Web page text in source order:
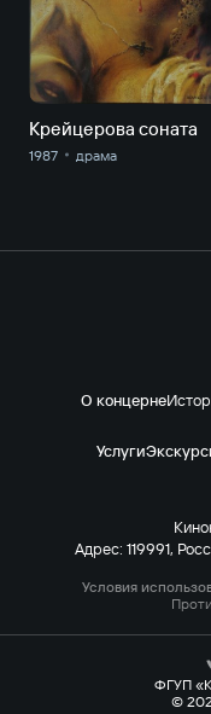
Крейцерова соната
1987 драма
О концерне
Услуги
Адрес: 119991,
Условия
ФГУП
©